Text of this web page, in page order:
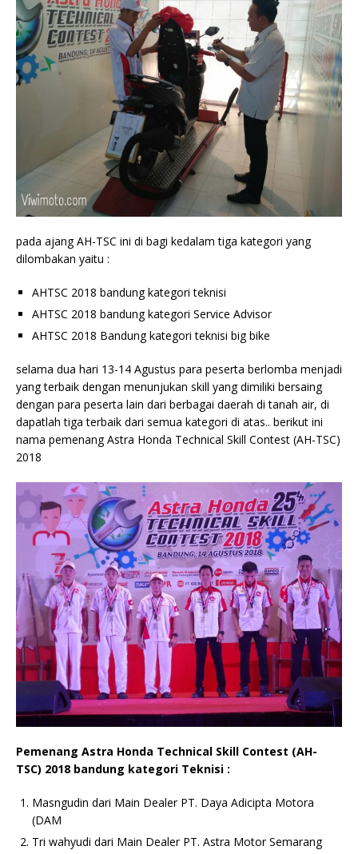
pada ajang AH-TSC ini di bagi kedalam tiga kategori yang
dilombakan yaitu :
AHTSC 2018 bandung kategori teknisi
AHTSC 2018 bandung kategori Service Advisor
AHTSC 2018 Bandung kategori teknisi big bike
selama dua hari 13-14 Agustus para peserta berlomba menjadi
yang terbaik dengan menunjukan skill yang dimiliki bersaing
dengan para peserta lain dari berbagai daerah di tanah air, di
dapatlah tiga terbaik dari semua kategori di atas.. berikut ini
nama pemenang Astra Honda Technical Skill Contest (AH-TSC)
2018
Pemenang Astra Honda Technical Skill Contest (AH-
TSC) 2018 bandung kategori Teknisi :
Masngudin dari Main Dealer PT. Daya Adicipta Motora
(DAM
Tri wahyudi dari Main Dealer PT. Astra Motor Semarang